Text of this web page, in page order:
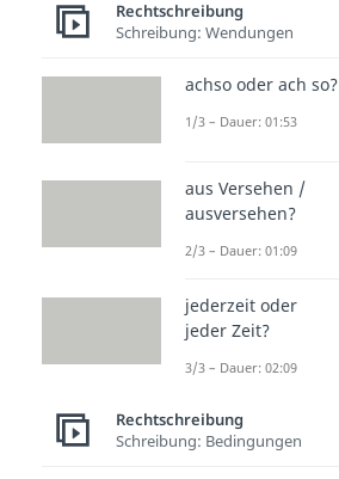
Rechtschreibung
Schreibung: Wendungen
achso oder ach so?
1/3 – Dauer: 01:53
aus Versehen /
ausversehen?
2/3 – Dauer: 01:09
jederzeit oder
jeder Zeit?
3/3 – Dauer: 02:09
Rechtschreibung
Schreibung: Bedingungen